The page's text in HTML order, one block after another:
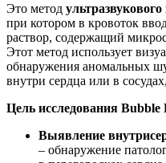
Это метод
при котором в кровоток
раствор, содержащий
Этот метод использует
обнаружения аномальных
внутри сердца или в
Цель исследования
Выявление
– обнаружение